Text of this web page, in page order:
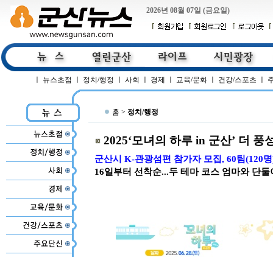
2026년 08월 07일 (금요일)
뉴스초점 정치/행정 사회 경제 교육/문화 건강/스포츠
홈 > 정치/행정
2025‘모녀의 하루 in 군산’ 더 풍
군산시 K-관광섬편 참가자 모집, 60팀(120
16일부터 선착순...두 테마 코스 엄마와 단둘